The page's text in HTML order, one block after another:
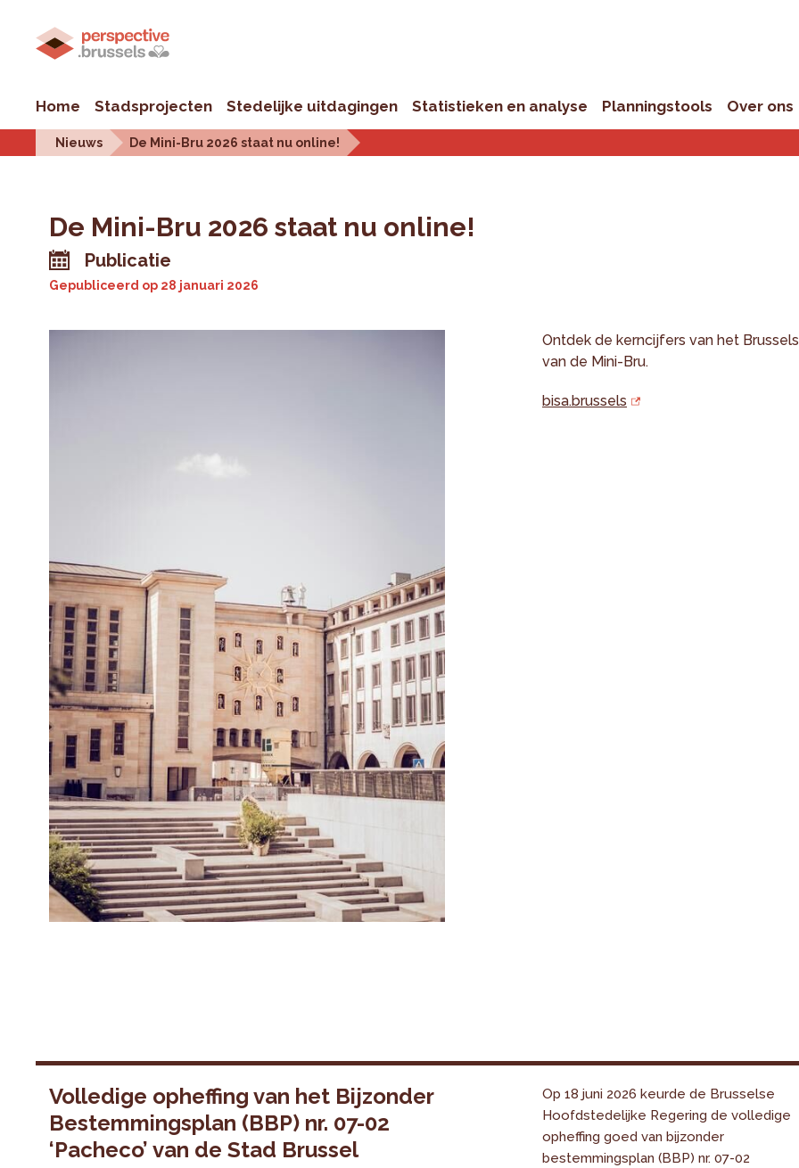
Home Stadsprojecten Stedelijke uitdagingen Statistieken en analyse Planningstools Over ons
Nieuws De Mini-Bru 2026 staat nu online!
De Mini-Bru 2026 staat nu online!
Publicatie
Gepubliceerd op 28 januari 2026
Ontdek de kerncijfers van het
van de Mini-Bru.
bisa.brussels
Volledige opheffing van het Bijzonder
Bestemmingsplan (BBP) nr. 07-02
‘Pacheco’ van de Stad Brussel
Op 18 juni 2026 keurde de Brusselse
Hoofdstedelijke Regering de volledige
opheffing goed van bijzonder
bestemmingsplan (BBP) nr. 07-02